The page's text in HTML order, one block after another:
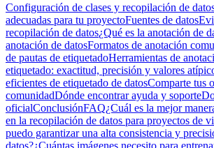
Configuración de clases y recopilación de
adecuadas para tu proyectoFuentes de datos
recopilación de datos¿Qué es la anotación de
anotación de datosFormatos de anotación
de pautas de etiquetadoHerramientas de
etiquetado: exactitud, precisión y valores
eficientes de etiquetado de datosComparte tus
comunidadDónde encontrar ayuda y soporte
oficialConclusiónFAQ¿Cuál es la mejor
en la recopilación de datos para proyectos de
puedo garantizar una alta consistencia y
datos?¿Cuántas imágenes necesito para